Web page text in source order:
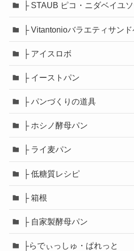
├ STAUB ピコ・ニダベイユ
├ Vitantonioバラエティサン
├ アイスロボ
├ イーストパン
├ パンづくりの道具
├ ホシノ酵母パン
├ ライ麦パン
├ 低糖質レシピ
├ 箱根
├ 自家製酵母パン
├らでぃっしゅ・ぱれっと